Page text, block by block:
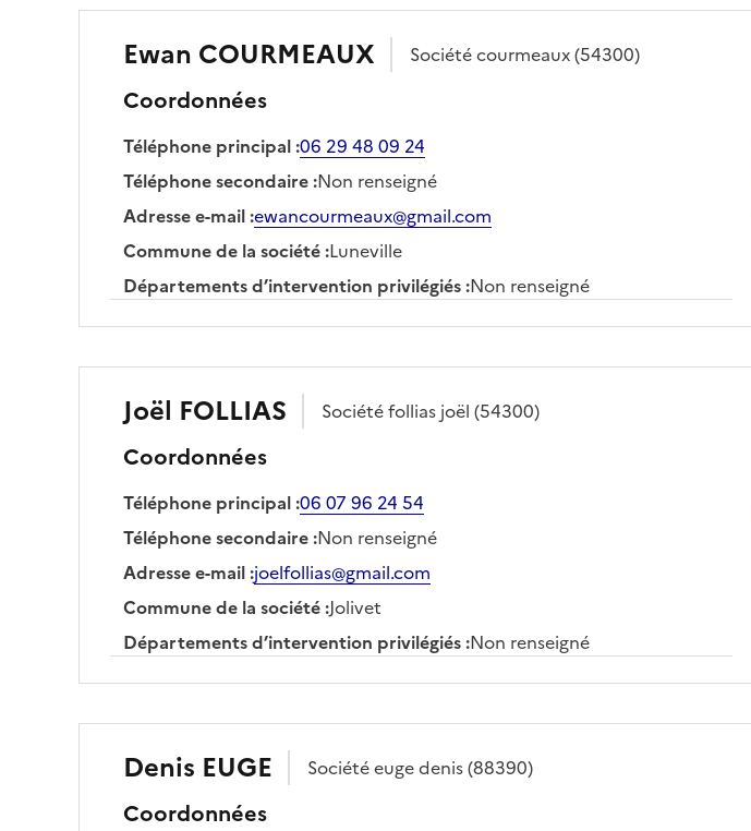
Ewan COURMEAUX Sociétécourmeaux(54300)
Coordonnées
Téléphone principal:06 29 48 09 24
Téléphone secondaire:Non renseigné
Adresse e-mail:ewancourmeaux@gmail.com
Commune de la société:Luneville
Départements d’intervention privilégiés:Non renseigné
Joël FOLLIAS Sociétéfollias joël (54300)
Coordonnées
Téléphone principal:06 07 96 24 54
Téléphone secondaire:Non renseigné
Adresse e-mail:joelfollias@gmail.com
Commune de la société:Jolivet
Départements d’intervention privilégiés:Non renseigné
Denis EUGE Sociétéeuge denis(88390)
Coordonnées